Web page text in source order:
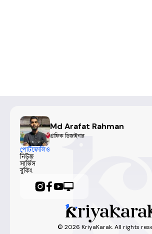
Md Arafat Rahman
গ্রাফিক ডিজাইনার
পোর্টফোলিও
নিউজ
সার্ভিস
বুকিং
© 2026 KriyaKarak. All rights